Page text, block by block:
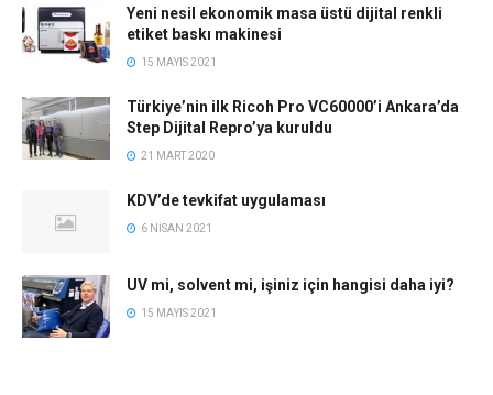
Yeni nesil ekonomik masa üstü dijital renkli
etiket baskı makinesi
15 MAYIS 2021
Türkiye’nin ilk Ricoh Pro VC60000’i Ankara’da
Step Dijital Repro’ya kuruldu
21 MART 2020
KDV’de tevkifat uygulaması
6 NISAN 2021
UV mi, solvent mi, işiniz için hangisi daha iyi?
15 MAYIS 2021